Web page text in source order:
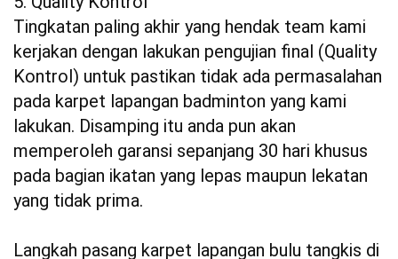
Tingkatan paling akhir yang hendak team kami
kerjakan dengan lakukan pengujian final (Quality
Kontrol) untuk pastikan tidak ada permasalahan
pada karpet lapangan badminton yang kami
lakukan. Disamping itu anda pun akan
memperoleh garansi sepanjang 30 hari khusus
pada bagian ikatan yang lepas maupun lekatan
yang tidak prima.
Langkah pasang karpet lapangan bulu tangkis di